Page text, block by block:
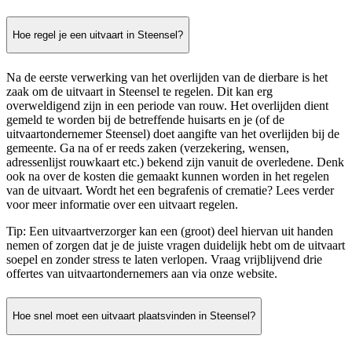
Hoe regel je een uitvaart in Steensel?
Na de eerste verwerking van het overlijden van de dierbare is het
zaak om de uitvaart in Steensel te regelen. Dit kan erg
overweldigend zijn in een periode van rouw. Het overlijden dient
gemeld te worden bij de betreffende huisarts en je (of de
uitvaartondernemer Steensel) doet aangifte van het overlijden bij de
gemeente. Ga na of er reeds zaken (verzekering, wensen,
adressenlijst rouwkaart etc.) bekend zijn vanuit de overledene. Denk
ook na over de kosten die gemaakt kunnen worden in het regelen
van de uitvaart. Wordt het een begrafenis of crematie? Lees verder
voor meer informatie over een uitvaart regelen.
Tip: Een uitvaartverzorger kan een (groot) deel hiervan uit handen
nemen of zorgen dat je de juiste vragen duidelijk hebt om de uitvaart
soepel en zonder stress te laten verlopen. Vraag vrijblijvend drie
offertes van uitvaartondernemers aan via onze website.
Hoe snel moet een uitvaart plaatsvinden in Steensel?